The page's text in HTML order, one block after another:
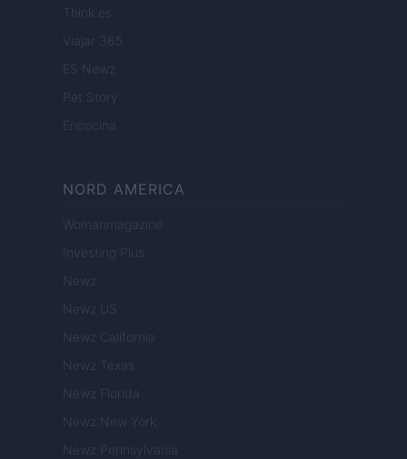
Think.es
Viajar 365
ES Newz
Pet Story
Encocina
NORD AMERICA
Womanmagazine
Investing Plus
Newz
Newz US
Newz California
Newz Texas
Newz Florida
Newz New York
Newz Pennsylvania